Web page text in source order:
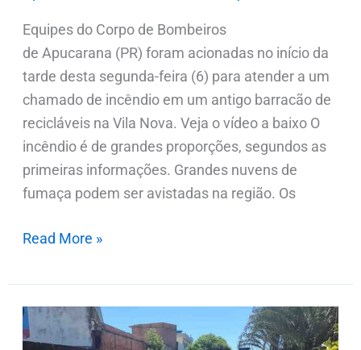
Equipes do Corpo de Bombeiros
de Apucarana (PR) foram acionadas no início da
tarde desta segunda-feira (6) para atender a um
chamado de incêndio em um antigo barracão de
recicláveis na Vila Nova. Veja o vídeo a baixo O
incêndio é de grandes proporções, segundos as
primeiras informações. Grandes nuvens de
fumaça podem ser avistadas na região. Os
Read More »
Barracão
desaba